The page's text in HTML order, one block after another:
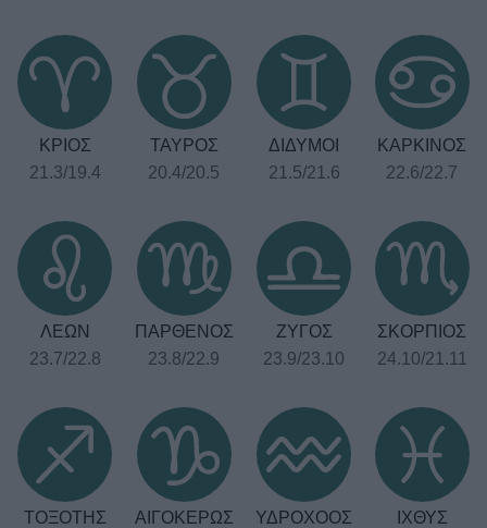
Χωρίς Ταμπέλες
Women's Forum
Γάμος
Market News
ΚΡΙΟΣ
21.3/19.4
ΤΑΥΡΟΣ
20.4/20.5
ΔΙΔΥΜΟΙ
21.5/21.6
ΚΑΡΚΙΝΟΣ
22.6/22.7
ΛΕΩΝ
23.7/22.8
ΠΑΡΘΕΝΟΣ
23.8/22.9
ΖΥΓΟΣ
23.9/23.10
ΣΚΟΡΠΙΟΣ
24.10/21.11
ΤΟΞΟΤΗΣ
ΑΙΓΟΚΕΡΩΣ
ΥΔΡΟΧΟΟΣ
ΙΧΘΥΣ